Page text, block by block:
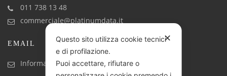
011 738 13 48
commerciale@platinumdata.it
EMAIL
Informazioni generiche: info@platinumdata.it
✕
Questo sito utilizza cookie tecnici
e di profilazione.
Puoi accettare, rifiutare o